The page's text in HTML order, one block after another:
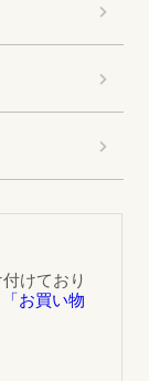
けており
「お買い物